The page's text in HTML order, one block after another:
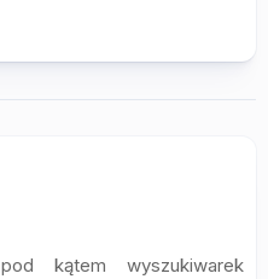
kątem wyszukiwarek